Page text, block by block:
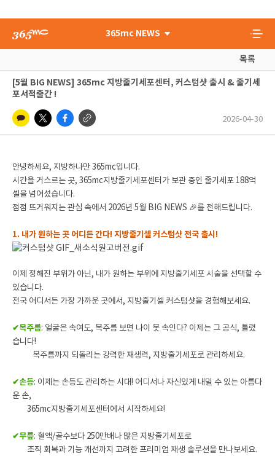
365mc NEWS
목록
[5월 BIG NEWS] 365mc 지방줄기세포센터, 커스텀샷 출시 & 줄기세
포서적출간 !
2026-04-30
안녕하세요, 지방하나만 365mc입니다.
시간을 거스르는 곳, 365mc지방줄기세포센터가 보관 중인 줄기세포 188억
셀을 넘어섰습니다.
점점 뜨거워지는 관심 속에서 2026년 5월 BIG NEWS 🎉를 전해드립니다.
1. 내가 원하는 곳 어디든 간다! 지방줄기셀 커스텀샷 전국 출시!
이제 정해진 부위가 아닌, 내가 원하는 부위에 지방줄기세포 시술을 선택할 수
있습니다.
전국 어디서든 가장 가까운 곳에서, 지방줄기셀 커스텀샷을 경험해보세요.
✔목주름: 얼굴은 속여도, 목주름 보면 나이 못 속인다? 이제는 그 공식, 틀렸
습니다!
목주름까지 되돌리는 강력한 재생력, 지방줄기세포로 관리하세요.
✔손등: 이제는 손등도 관리하는 시대! 어디서나 자신있게 내밀 수 있는 아름다
운 손,
365mc지방줄기세포센터에서 시작하세요!
✔무릎: 혈액/골수보다 250만배나 많은 지방줄기세포로
조직 회복과 기능 개선까지 고려한 프리미엄 재생 솔루션을 만나보세요.